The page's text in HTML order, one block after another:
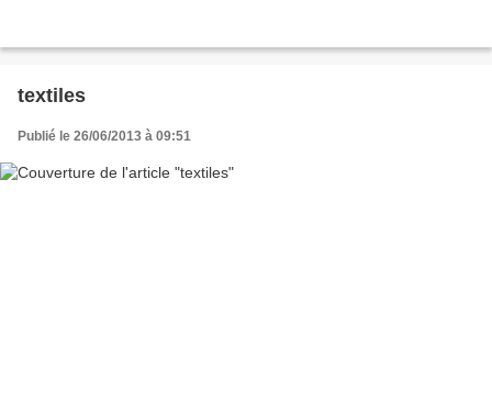
textiles
Publié le 26/06/2013 à 09:51